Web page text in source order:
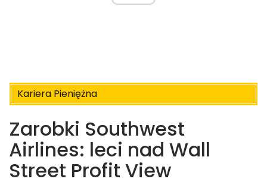
Kariera Pieniężna
Zarobki Southwest
Airlines: leci nad Wall
Street Profit View